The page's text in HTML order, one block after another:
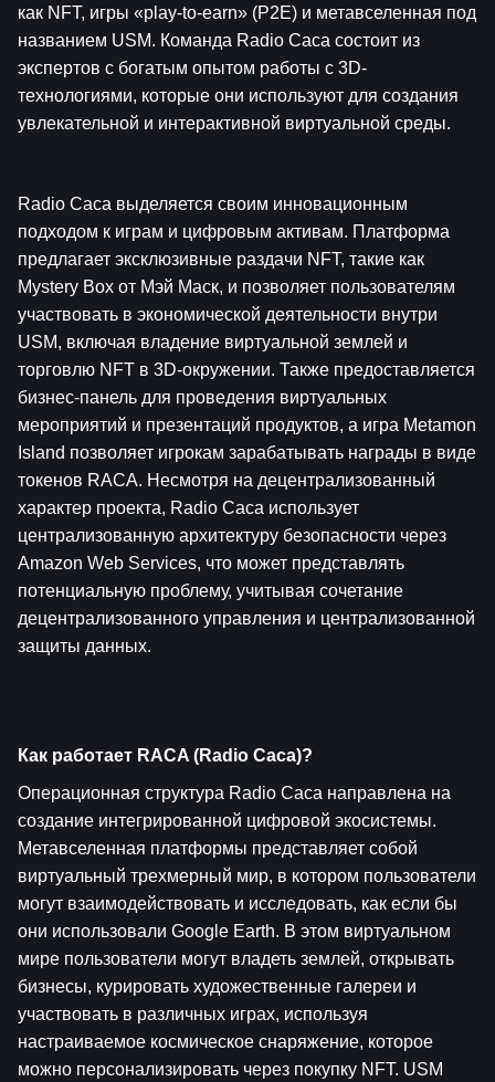
как NFT, игры «play-to-earn» (P2E) и метавселенная под
названием USM. Команда Radio Caca состоит из
экспертов с богатым опытом работы с 3D-
технологиями, которые они используют для создания
увлекательной и интерактивной виртуальной среды.
Radio Caca выделяется своим инновационным
подходом к играм и цифровым активам. Платформа
предлагает эксклюзивные раздачи NFT, такие как
Mystery Box от Мэй Маск, и позволяет пользователям
участвовать в экономической деятельности внутри
USM, включая владение виртуальной землей и
торговлю NFT в 3D-окружении. Также предоставляется
бизнес-панель для проведения виртуальных
мероприятий и презентаций продуктов, а игра Metamon
Island позволяет игрокам зарабатывать награды в виде
токенов RACA. Несмотря на децентрализованный
характер проекта, Radio Caca использует
централизованную архитектуру безопасности через
Amazon Web Services, что может представлять
потенциальную проблему, учитывая сочетание
децентрализованного управления и централизованной
защиты данных.
Как работает RACA (Radio Caca)?
Операционная структура Radio Caca направлена на
создание интегрированной цифровой экосистемы.
Метавселенная платформы представляет собой
виртуальный трехмерный мир, в котором пользователи
могут взаимодействовать и исследовать, как если бы
они использовали Google Earth. В этом виртуальном
мире пользователи могут владеть землей, открывать
бизнесы, курировать художественные галереи и
участвовать в различных играх, используя
настраиваемое космическое снаряжение, которое
можно персонализировать через покупку NFT. USM